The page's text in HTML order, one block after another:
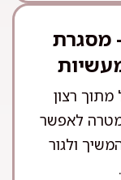
מסגרת
רצון
לאפשר
ולגור